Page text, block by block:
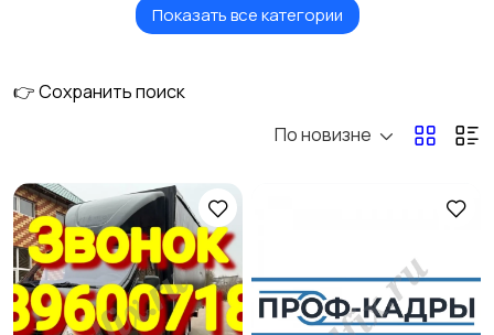
Недвижимость
Ремонт и
техники
Услуги красоты Перевозки и курьеры
Показать все категории
👉 Сохранить поиск
По новизне